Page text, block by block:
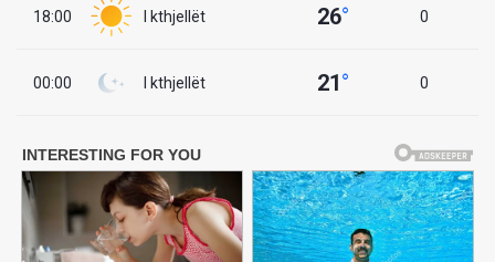
18:00 I kthjellët 26° 0
00:00 I kthjellët 21° 0